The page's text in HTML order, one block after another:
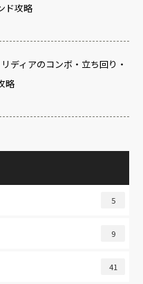
ド攻略
リディアのコンボ・立ち回り・
略
5
9
41